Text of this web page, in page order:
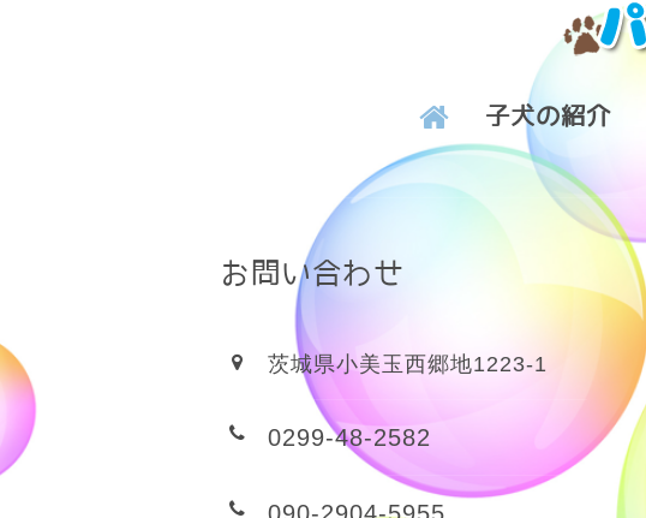
子犬の紹介
お問い合わせ
茨城県小美玉西郷地1223-1
0299-48-2582